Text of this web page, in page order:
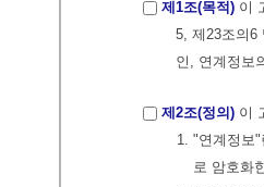
제1조(목적) 이
5, 제23조의6
인, 연계정보
제2조(정의) 이
1. "연계정보
로 암호화